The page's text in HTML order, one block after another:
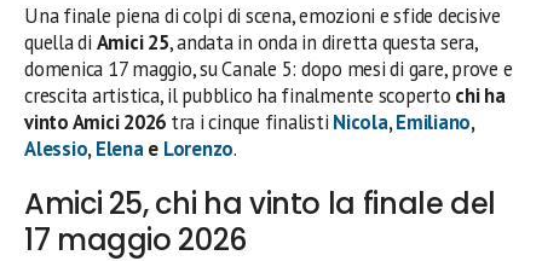
Una finale piena di colpi di scena, emozioni e sfide decisive
quella di Amici 25, andata in onda in diretta questa sera,
domenica 17 maggio, su Canale 5: dopo mesi di gare, prove e
crescita artistica, il pubblico ha finalmente scoperto chi ha
vinto Amici 2026 tra i cinque finalisti Nicola,Emiliano,
Alessio,Elenae Lorenzo.
Amici 25, chi ha vinto la finale del
17 maggio 2026